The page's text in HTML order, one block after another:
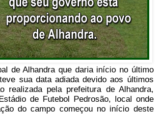
de Alhandra que daria início no último
sua data adiada devido aos últimos
realizada pela prefeitura de Alhandra,
de Futebol Pedrosão, local onde
do campo começou no início deste